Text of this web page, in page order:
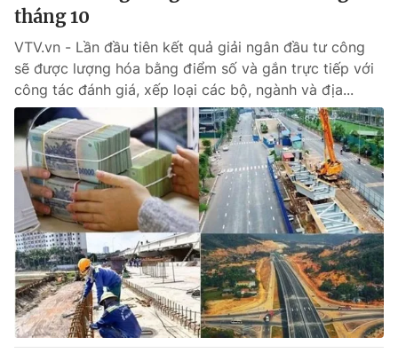
tháng 10
VTV.vn - Lần đầu tiên kết quả giải ngân đầu tư công
sẽ được lượng hóa bằng điểm số và gắn trực tiếp với
công tác đánh giá, xếp loại các bộ, ngành và địa...